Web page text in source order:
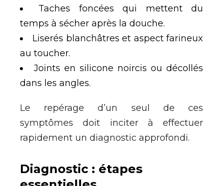
Taches foncées qui mettent du
temps à sécher après la douche.
Liserés blanchâtres et aspect farineux
au toucher.
Joints en silicone noircis ou décollés
dans les angles.
Le repérage d’un seul de ces
symptômes doit inciter à effectuer
rapidement un diagnostic approfondi.
Diagnostic : étapes